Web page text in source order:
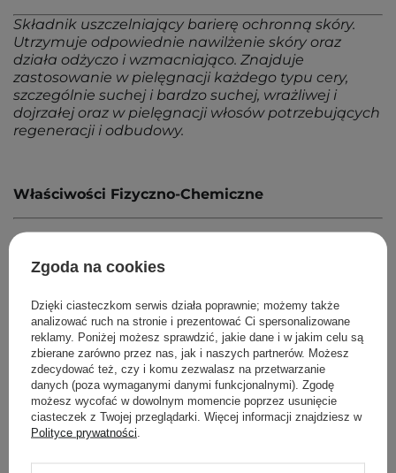
Składnik uszczelniający barierę ochronną skóry.
Utrzymuje odpowiednie nawilżenie skóry oraz
działa odżyczo i wzmacniająco. Znajduje
zastosowanie w pielęgnacji każdego typu cery,
szczególnie suchej i bardzo suchej, wrażliwej i
dojrzałej oraz w pielęgnacji włosów potrzebujących
regeneracji i odbudowy.
Właściwości Fizyczno-Chemiczne
Powrót do Cosipedii
Pokaż więcej wpisów zCzerwiec 2022
Zgoda na cookies
Dzięki ciasteczkom serwis działa poprawnie; możemy także
analizować ruch na stronie i prezentować Ci spersonalizowane
reklamy. Poniżej możesz sprawdzić, jakie dane i w jakim celu są
zbierane zarówno przez nas, jak i naszych partnerów. Możesz
zdecydować też, czy i komu zezwalasz na przetwarzanie
danych (poza wymaganymi danymi funkcjonalnymi). Zgodę
możesz wycofać w dowolnym momencie poprzez usunięcie
ciasteczek z Twojej przeglądarki. Więcej informacji znajdziesz w
Polityce prywatności